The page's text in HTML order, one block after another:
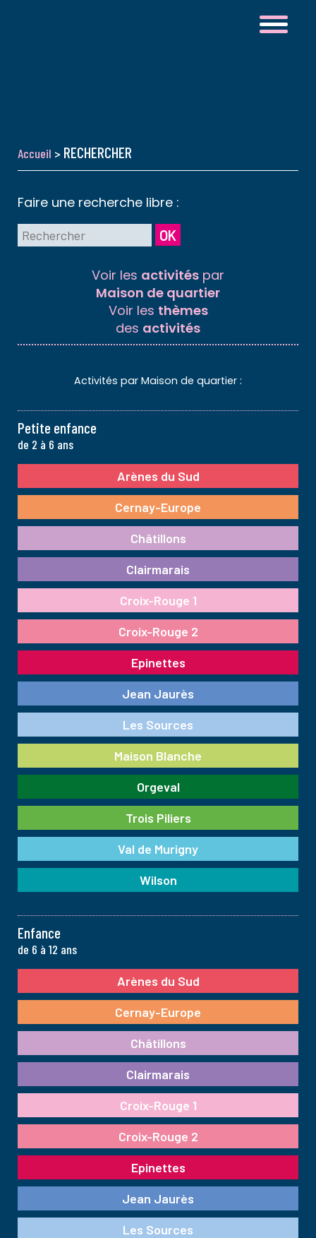
Accueil > RECHERCHER
Faire une recherche libre :
OK
Voir les activités par
Maison de quartier
Voir les thèmes
des activités
Activités par Maison de quartier :
Petite enfance
de 2 à 6 ans
Arènes du Sud
Cernay-Europe
Châtillons
Clairmarais
Croix-Rouge 1
Croix-Rouge 2
Epinettes
Jean Jaurès
Les Sources
Maison Blanche
Orgeval
Trois Piliers
Val de Murigny
Wilson
Enfance
de 6 à 12 ans
Arènes du Sud
Cernay-Europe
Châtillons
Clairmarais
Croix-Rouge 1
Croix-Rouge 2
Epinettes
Jean Jaurès
Les Sources